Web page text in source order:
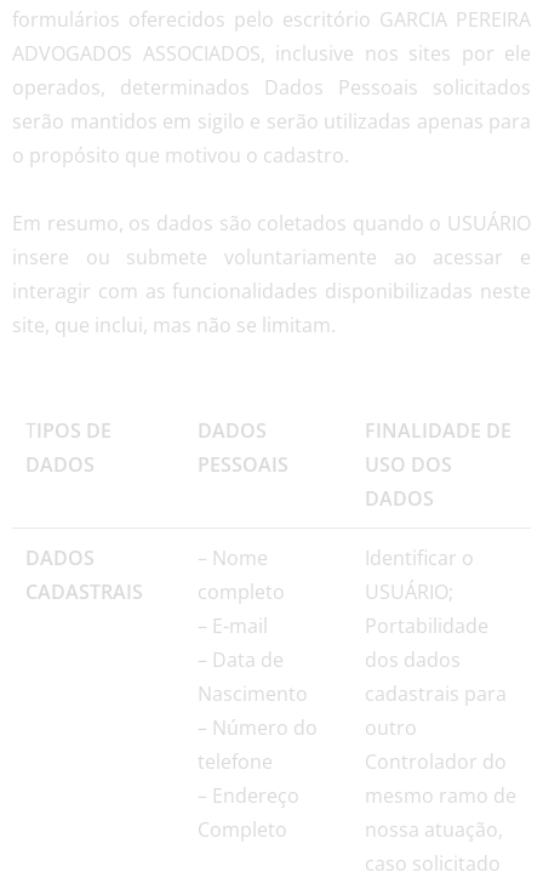
formulários oferecidos pelo escritório GARCIA PEREIRA
ADVOGADOS ASSOCIADOS, inclusive nos sites por ele
operados, determinados Dados Pessoais solicitados
serão mantidos em sigilo e serão utilizadas apenas para
o propósito que motivou o cadastro.
Em resumo, os dados são coletados quando o USUÁRIO
insere ou submete voluntariamente ao acessar e
interagir com as funcionalidades disponibilizadas neste
site, que inclui, mas não se limitam.
TIPOS DE
DADOS
DADOS
PESSOAIS
FINALIDADE DE
USO DOS
DADOS
DADOS
CADASTRAIS
– Nome
completo
– E-mail
– Data de
Nascimento
– Número do
telefone
– Endereço
Completo
Identificar o
USUÁRIO;
Portabilidade
dos dados
cadastrais para
outro
Controlador do
mesmo ramo de
nossa atuação,
caso solicitado